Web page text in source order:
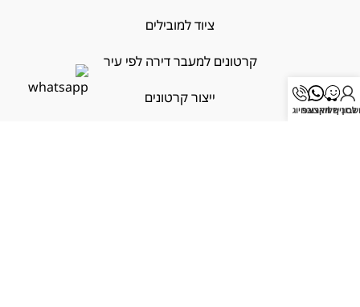
ציוד למובילים
קרטונים למעבר דירה לפי עיר
ייצור קרטונים
שלי
לסניף הקרוב
וואצאפחיוג